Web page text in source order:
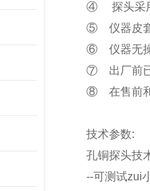
④ 探头采用
⑤ 仪器皮套
⑥ 仪器无操
⑦ 出厂前已
⑧ 在售前和
技术参数:
孔铜探头技
--可测试zui